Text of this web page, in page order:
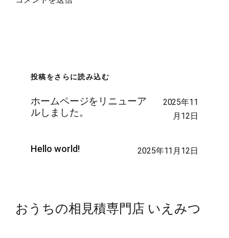
投稿をさらに読み込む
ホームページをリニューア
ルしました。
2025年11
月12日
Hello world! 2025年11月12日
おうちの相見積専門店 いえみつ